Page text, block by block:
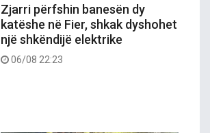
Zjarri përfshin banesën dy
katëshe në Fier, shkak dyshohet
një shkëndijë elektrike
06/08 22:23